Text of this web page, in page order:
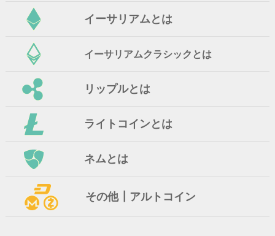
イーサリアムとは
イーサリアムクラシックとは
リップルとは
ライトコインとは
ネムとは
その他┃アルトコイン